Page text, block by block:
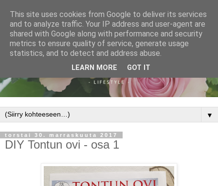
▼
torstai 30. marraskuuta 2017
DIY Tontun ovi - osa 1
This site uses cookies from Google to deliver its services
and to analyze traffic. Your IP address and user-agent are
shared with Google along with performance and security
metrics to ensure quality of service, generate usage
statistics, and to detect and address abuse.
LEARN MORE GOT IT